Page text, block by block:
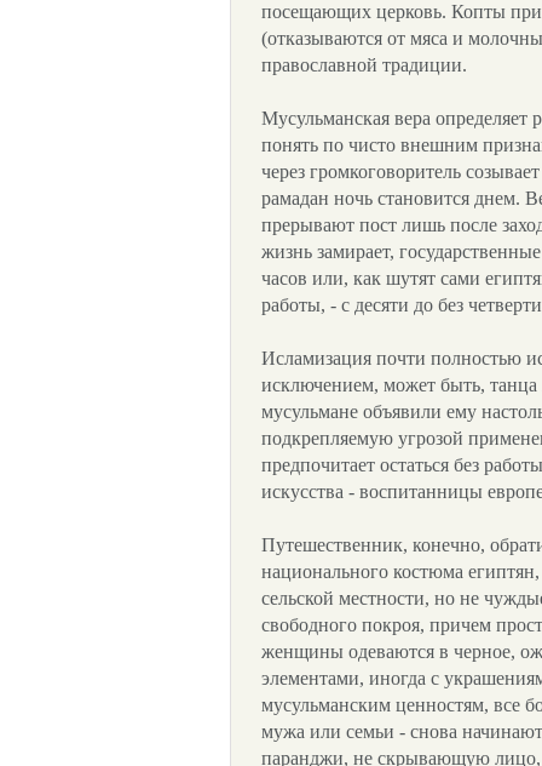
посещающих церковь. Копты
(отказываются от мяса и
православной традиции.
Мусульманская вера
понять по чисто внешним
через громкоговоритель
рамадан ночь становится днем.
прерывают пост лишь после
жизнь замирает,
часов или, как шутят сами
работы, - с десяти до без
Исламизация почти полностью
исключением, может быть,
мусульмане объявили ему
подкрепляемую угрозой
предпочитает остаться без
искусства - воспитанницы
Путешественник, конечно,
национального костюма
сельской местности, но не
свободного покроя, причем
женщины одеваются в черное,
элементами, иногда с
мусульманским ценностям, все
мужа или семьи - снова
паранджи, не скрывающую